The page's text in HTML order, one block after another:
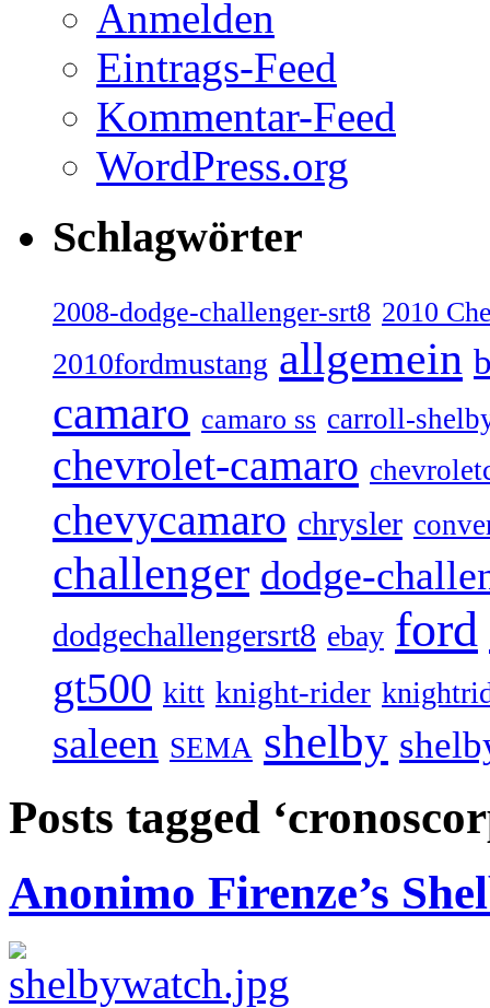
Anmelden
Eintrags-Feed
Kommentar-Feed
WordPress.org
Schlagwörter
2008-dodge-challenger-srt8 2010
2010fordmustang allgemein
camaro camaro ss carroll-
chevrolet-camaro
chevycamaro chrysler
challenger dodge-
dodgechallengersrt8 ebay ford
gt500 kitt knight-rider
saleen SEMA shelby
Posts tagged
Anonimo Firenze’s